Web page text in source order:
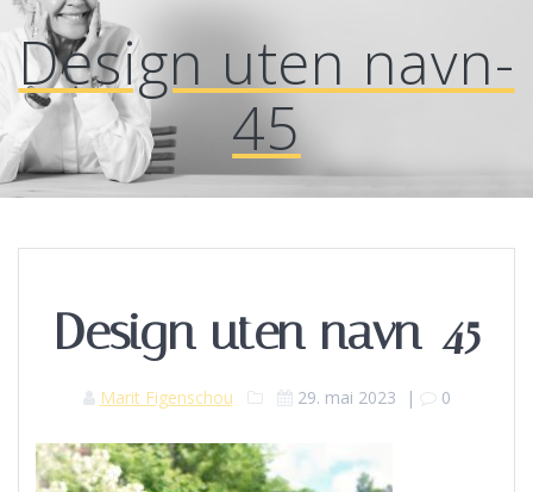
Design uten navn-
45
Design uten navn-45
Marit Figenschou 29. mai 2023 | 0